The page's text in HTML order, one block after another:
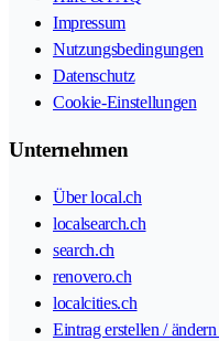
Impressum
Nutzungsbedingungen
Datenschutz
Cookie-Einstellungen
Unternehmen
Über local.ch
localsearch.ch
search.ch
renovero.ch
localcities.ch
Eintrag erstellen /